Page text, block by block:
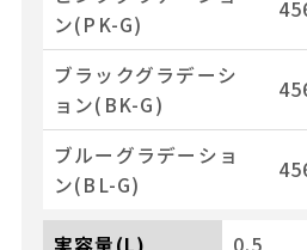
ン(PK-G)
ブラックグラデーシ
ョン(BK-G)
ブルーグラデーショ
ン(BL-G)